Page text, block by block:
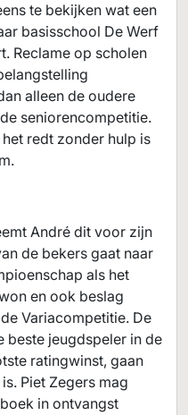
te bekijken wat een
basisschool De Werf
Reclame op scholen
alleen de oudere
seniorencompetitie.
redt zonder hulp is
André dit voor zijn
de bekers gaat naar
als het
en ook beslag
Variacompetitie. De
beste jeugdspeler in de
ratingwinst, gaan
Piet Zegers mag
in ontvangst